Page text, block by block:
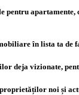
pentru apartamente,
în lista ta de
deja vizionate,
noi și